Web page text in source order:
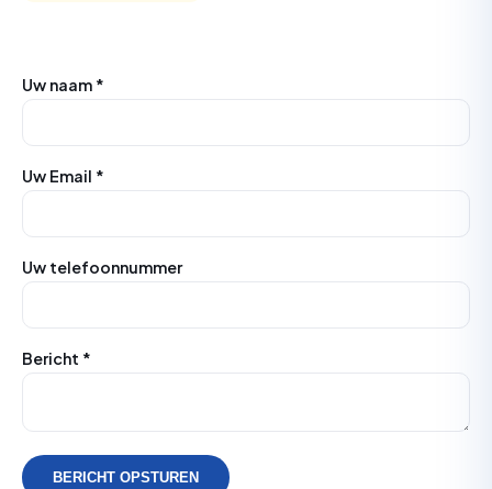
Uw naam *
Uw Email *
Uw telefoonnummer
Bericht *
BERICHT OPSTUREN